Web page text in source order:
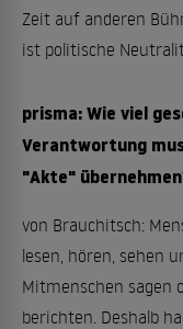
Zeit auf anderen
ist politische
prisma: Wie viel
Verantwortung
"Akte"
von Brauchitsch:
lesen, hören, sehen
Mitmenschen sagen
berichten. Deshalb